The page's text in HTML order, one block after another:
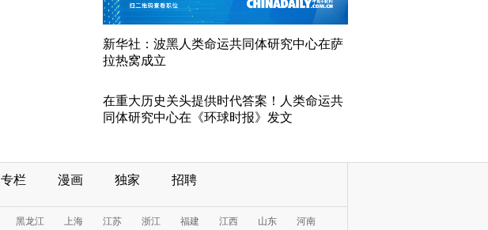
新华社：波黑人类命运共同体研究中心在萨
拉热窝成立
在重大历史关头提供时代答案！人类命运共
同体研究中心在《环球时报》发文
专栏 漫画 独家 招聘
黑龙江 上海 江苏 浙江 福建 江西 山东 河南